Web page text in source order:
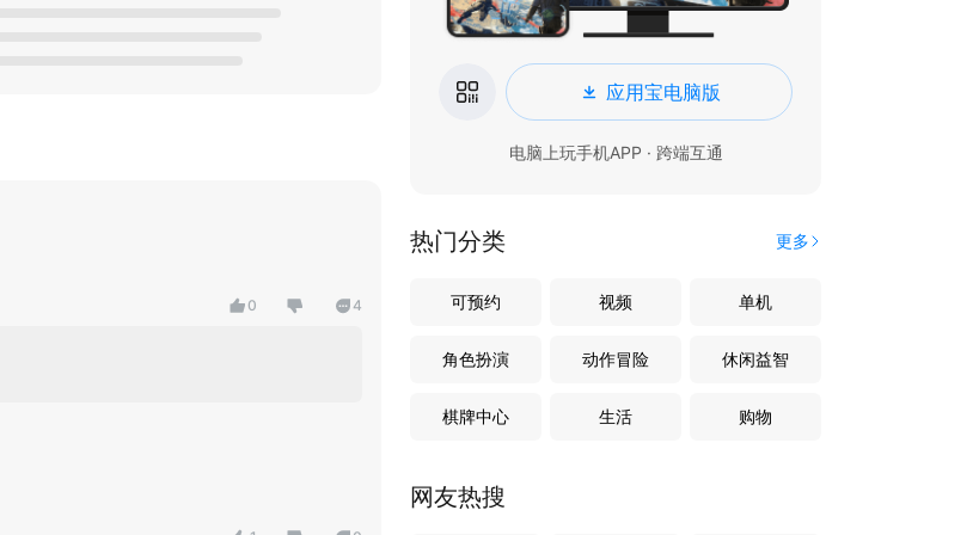
0 4
应用宝电脑版
电脑上玩手机APP · 跨端互通
热门分类 更多
可预约 视频 单机
角色扮演 动作冒险 休闲益智
棋牌中心 生活 购物
网友热搜